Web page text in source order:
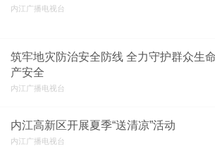
内江广播电视台
筑牢地灾防治安全防线 全力守护群众生
产安全
内江广播电视台
内江高新区开展夏季“送清凉”活动
内江广播电视台